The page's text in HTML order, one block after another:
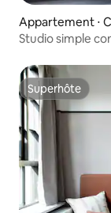
Appartement ⋅
Studio simple
Superhôte
Superhôte